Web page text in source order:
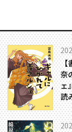
【
奈
ェ
読